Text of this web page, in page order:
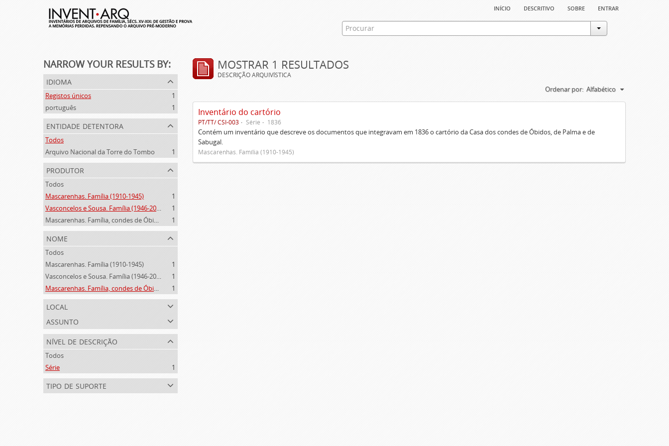
início descritivo sobre entrar
NARROW YOUR RESULTS BY:
idioma
Registos únicos
1
português
1
entidade detentora
Todos
Arquivo Nacional da Torre do Tombo
1
produtor
Todos
Mascarenhas. Família (1910-1945)
1
Vasconcelos e Sousa. Família (1946-2006)
1
Mascarenhas. Família, condes de Óbidos, Palma e Sabugal (1669-1910)
1
nome
Todos
Mascarenhas. Família (1910-1945)
1
Vasconcelos e Sousa. Família (1946-2006)
1
Mascarenhas. Família, condes de Óbidos, Palma e Sabugal (1669-1910)
1
local
assunto
nível de descrição
Todos
Série
1
tipo de suporte
MOSTRAR 1 RESULTADOS
DESCRIÇÃO ARQUIVÍSTICA
Ordenar por: Alfabético
Inventário do cartório
PT/TT/ CSI-003 Série 1836
Contém um inventário que descreve os documentos que integravam em 1836 o cartório da Casa dos condes de Óbidos, de Palma e de
Sabugal.
Mascarenhas. Família (1910-1945)